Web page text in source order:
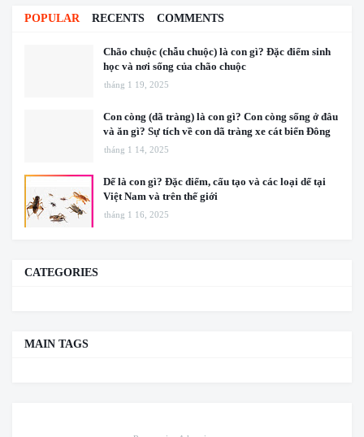
POPULAR RECENTS COMMENTS
Chão chuộc (chẫu chuộc) là con gì? Đặc điểm sinh
học và nơi sống của chão chuộc
tháng 1 19, 2025
Con còng (dã tràng) là con gì? Con còng sống ở đâu
và ăn gì? Sự tích về con dã tràng xe cát biển Đông
tháng 1 14, 2025
Dế là con gì? Đặc điểm, cấu tạo và các loại dế tại
Việt Nam và trên thế giới
tháng 1 16, 2025
CATEGORIES
MAIN TAGS